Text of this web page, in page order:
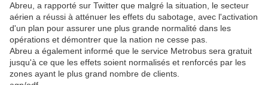
Abreu, a rapporté sur Twitter que malgré la situation, le secteur
aérien a réussi à atténuer les effets du sabotage, avec l'activation
d'un plan pour assurer une plus grande normalité dans les
opérations et démontrer que la nation ne cesse pas.
Abreu a également informé que le service Metrobus sera gratuit
jusqu'à ce que les effets soient normalisés et renforcés par les
zones ayant le plus grand nombre de clients.